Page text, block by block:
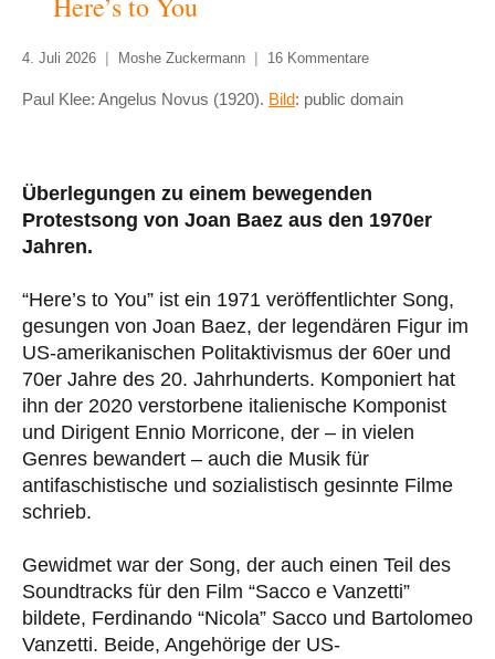
4. Juli 2026 Moshe Zuckermann 16 Kommentare
Paul Klee: Angelus Novus (1920). Bild: public domain
Überlegungen zu einem bewegenden
Protestsong von Joan Baez aus den 1970er
Jahren.
“Here’s to You” ist ein 1971 veröffentlichter Song,
gesungen von Joan Baez, der legendären Figur im
US-amerikanischen Politaktivismus der 60er und
70er Jahre des 20. Jahrhunderts. Komponiert hat
ihn der 2020 verstorbene italienische Komponist
und Dirigent Ennio Morricone, der – in vielen
Genres bewandert – auch die Musik für
antifaschistische und sozialistisch gesinnte Filme
schrieb.
Gewidmet war der Song, der auch einen Teil des
Soundtracks für den Film “Sacco e Vanzetti”
bildete, Ferdinando “Nicola” Sacco und Bartolomeo
Vanzetti. Beide, Angehörige der US-